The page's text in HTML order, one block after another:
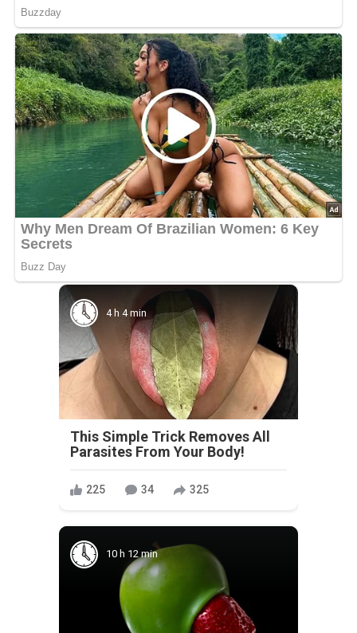
4 h 4 min
This Simple Trick Removes All
Parasites From Your Body!
225 34 325
10 h 12 min